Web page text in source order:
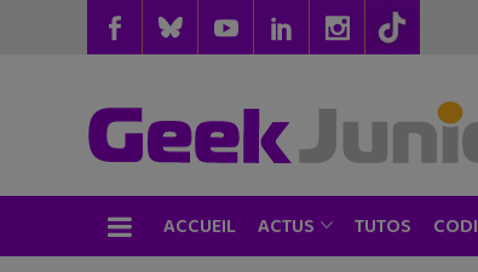
ACCUEIL ACTUS TUTOS